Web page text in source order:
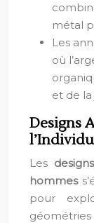
métal
Les
où
et de
Designs
Les designs
hommes
pour